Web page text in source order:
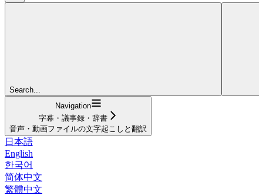
Search...
Navigation
字幕・議事録・辞書
音声・動画ファイルの文字起こしと翻訳
日本語
English
한국어
简体中文
繁體中文